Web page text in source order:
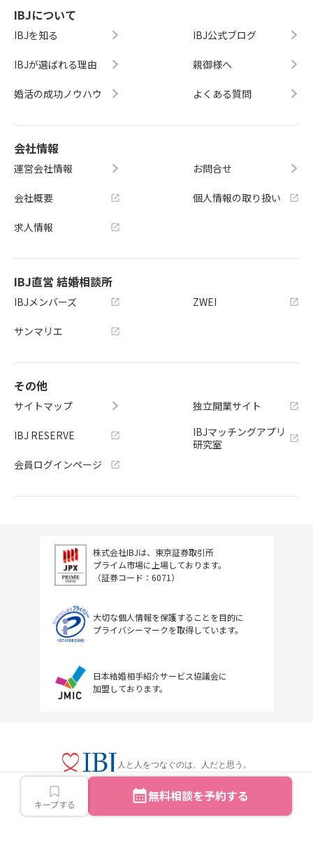
キープする 無料相談を予約する
IBJについて
IBJを知る
IBJが選ばれる理由
婚活の成功ノウハウ
IBJ公式ブログ
親御様へ
よくある質問
会社情報
運営会社情報
会社概要
求人情報
お問合せ
個人情報の取り扱い
IBJ直営 結婚相談所
IBJメンバーズ
サンマリエ
ZWEI
その他
サイトマップ
IBJ RESERVE
会員ログインページ
独立開業サイト
IBJマッチングアプリ
研究室
株式会社IBJは、東京証券取引所
プライム市場に上場しております。
（証券コード：6071）
大切な個人情報を保護することを目的に
プライバシーマークを取得しています。
日本結婚相手紹介サービス協議会に
加盟しております。
人と人をつなぐのは、人だと思う。